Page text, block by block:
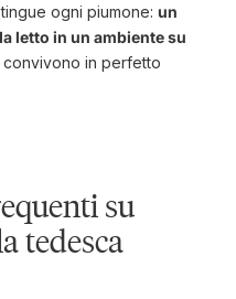
ogni piumone: un
letto in un ambiente su
convivono in perfetto
su
tedesca